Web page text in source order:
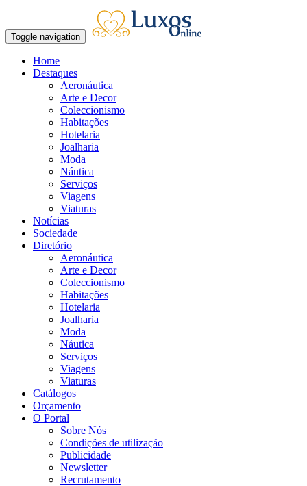
Toggle navigation
Home
Destaques
Aeronáutica
Arte e Decor
Coleccionismo
Habitações
Hotelaria
Joalharia
Moda
Náutica
Serviços
Viagens
Viaturas
Notícias
Sociedade
Diretório
Aeronáutica
Arte e Decor
Coleccionismo
Habitações
Hotelaria
Joalharia
Moda
Náutica
Serviços
Viagens
Viaturas
Catálogos
Orçamento
O Portal
Sobre Nós
Condições de utilização
Publicidade
Newsletter
Recrutamento